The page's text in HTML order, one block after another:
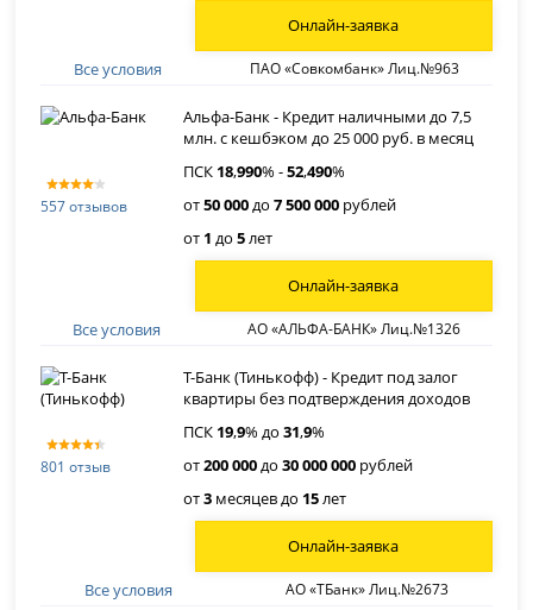
Все условия ПАО «Совкомбанк» Лиц.№963
Онлайн-заявка
557 отзывов
Альфа-Банк - Кредит наличными до 7,5
млн. с кешбэком до 25 000 руб. в месяц
ПСК 18,990% -52,490%
от50 000до7 500 000 рублей
от 1 до5лет
Все условия АО «АЛЬФА-БАНК» Лиц.№1326
Онлайн-заявка
801 отзыв
Т-Банк (Тинькофф) - Кредит под залог
квартиры без подтверждения доходов
ПСК 19,9% до31,9%
от200 000до30 000 000 рублей
от3 месяцев до 15лет
Все условия АО «ТБанк» Лиц.№2673
Онлайн-заявка